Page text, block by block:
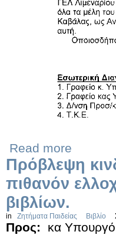
Read more
Πρόβλεψη
πιθανόν
βιβλίων.
in Ζητήματα Παιδείας Βιβλίο
Προς: κα Υπουργό